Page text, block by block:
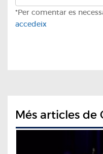
*Per comentar es
accedeix
Més articles de